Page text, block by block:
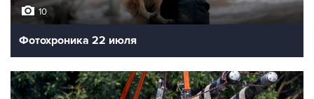
10
Фотохроника 22 июля